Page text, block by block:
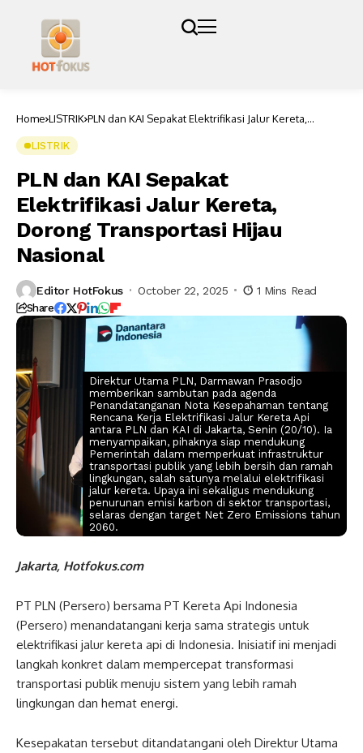
Home LISTRIK PLN dan KAI Sepakat Elektrifikasi Jalur Kereta,
LISTRIK
PLN dan KAI Sepakat
Elektrifikasi Jalur Kereta,
Dorong Transportasi Hijau
Nasional
Editor HotFokus October 22, 2025 1 Mins Read
Share
Direktur Utama PLN, Darmawan Prasodjo
memberikan sambutan pada agenda
Penandatanganan Nota Kesepahaman tentang
Rencana Kerja Elektrifikasi Jalur Kereta Api
antara PLN dan KAI di Jakarta, Senin (20/10). Ia
menyampaikan, pihaknya siap mendukung
Pemerintah dalam memperkuat infrastruktur
transportasi publik yang lebih bersih dan ramah
lingkungan, salah satunya melalui elektrifikasi
jalur kereta. Upaya ini sekaligus mendukung
penurunan emisi karbon di sektor transportasi,
selaras dengan target Net Zero Emissions tahun
2060.
Jakarta, Hotfokus.com
PT PLN (Persero) bersama PT Kereta Api Indonesia
(Persero) menandatangani kerja sama strategis untuk
elektrifikasi jalur kereta api di Indonesia. Inisiatif ini menjadi
langkah konkret dalam mempercepat transformasi
transportasi publik menuju sistem yang lebih ramah
lingkungan dan hemat energi.
Kesepakatan tersebut ditandatangani oleh Direktur Utama